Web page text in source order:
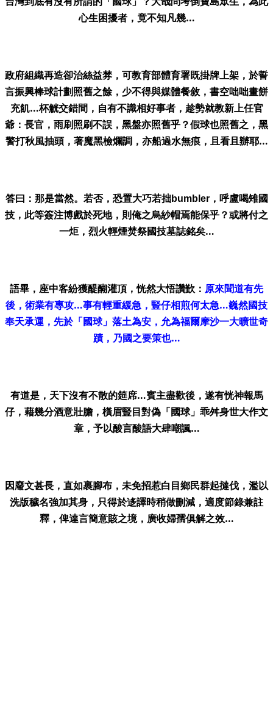
心生困擾者，竟不知凡幾…
政府組織再造卻治絲益棼，可教育部體育署既掛牌上架，於誓
言振興棒球計劃照舊之餘，少不得與媒體餐敘，書空咄咄畫餅
充飢…杯觥交錯間，自有不識相好事者，趁勢就教新上任官
爺：長官，雨刷照刷不誤，黑盤亦照舊乎？假球也照舊之，黑
警打秋風抽頭，著魔黑檢爛調，亦船過水無痕，且看且辦耶…
答曰：那是當然。若否，恐置大巧若拙bumbler， 呼盧喝雉國
技，此等簽注博戲於死地，則俺之烏紗帽焉能保乎？或將付之
一炬，烈火輕煙焚祭國技墓誌銘矣…
語畢，座中客紛獲醍醐灌頂，恍然大悟讚歏： 原來聞道有先
後，術業有專攻…事有輕重緩急，豎仔相煎何太急…巍然國技
奉天承運，先於「國球」落土為安，允為福爾摩沙一大曠世奇
蹟，乃國之要策也…
有道是，天下沒有不散的筵席…賓主盡歡後，遂有恍神報馬
仔，藉幾分酒意壯膽，橫眉豎目對偽「國球」乖舛身世大作文
章，予以酸言酸語大肆嘲諷…
因廢文甚長，直如裹腳布，未免招惹白目鄉民群起撻伐，濫以
洗版穢名強加其身，只得於迻譯時稍做刪減，適度節錄兼註
釋，俾達言簡意賅之境，廣收婦孺俱解之效…